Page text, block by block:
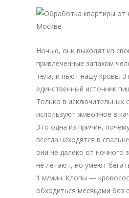
Ночью, они выходят из
привлеченные запахом
тела, и пьют нашу кровь.
единственный источник
Только в исключительных
используют животное в
Это одна из причин,
всегда находятся в
они не далеко от ночного
не летают, но умеют
1 м/мин. Клопы —
обходиться месяцами без